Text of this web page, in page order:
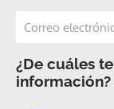
¿De cuáles
información?